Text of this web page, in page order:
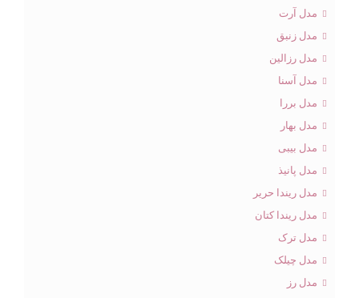
مدل آرت
مدل زنبق
مدل رزالین
مدل آسنا
مدل بررا
مدل بهار
مدل بیبی
مدل پانیذ
مدل ریندا حریر
مدل ریندا کتان
مدل ترک
مدل چیلک
مدل رز